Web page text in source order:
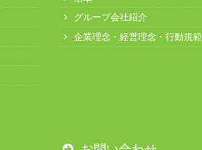
グループ会社紹介
企業理念・経営理念・行動規範